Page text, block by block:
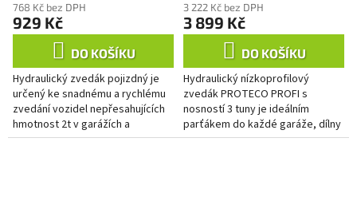
768 Kč bez DPH
929 Kč
DO KOŠÍKU
Hydraulický zvedák pojizdný je
určený ke snadnému a rychlému
zvedání vozidel nepřesahujících
hmotnost 2t v garážích a
autodílnách. Je vyroben z
3 222 Kč bez DPH
3 899 Kč
DO KOŠÍKU
Hydraulický nízkoprofilový
zvedák PROTECO PROFI s
nosností 3 tuny je ideálním
parťákem do každé garáže, dílny
či autoservisu. Jeho